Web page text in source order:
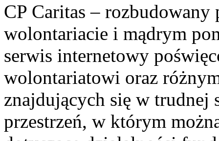
CP Caritas –
wolontariacie i mądrym
serwis internetowy
wolontariatowi oraz
znajdujących się w trudnej
przestrzeń, w którym